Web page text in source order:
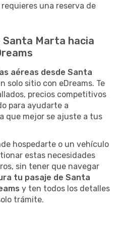
una reserva de
Marta hacia
aéreas desde Santa
solo sitio con eDreams. Te
precios competitivos
para ayudarte a
que mejor se ajuste a tus
hospedarte o un vehículo
estas necesidades
sin tener que navegar
tu pasaje de Santa
y ten todos los detalles
trámite.